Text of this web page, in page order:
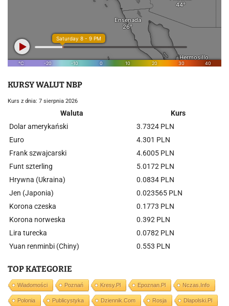
KURSY WALUT NBP
Kurs z dnia: 7 sierpnia 2026
Waluta
Kurs
Dolar amerykański
3.7324 PLN
Euro
4.301 PLN
Frank szwajcarski
4.6005 PLN
Funt szterling
5.0172 PLN
Hrywna (Ukraina)
0.0834 PLN
Jen (Japonia)
0.023565 PLN
Korona czeska
0.1773 PLN
Korona norweska
0.392 PLN
Lira turecka
0.0782 PLN
Yuan renminbi (Chiny)
0.553 PLN
TOP KATEGORIE
Wiadomości Poznań Kresy.pl Epoznan.pl Nczas.info
Polonia Publicystyka Dziennik.com Rosja Dlapolski.pl